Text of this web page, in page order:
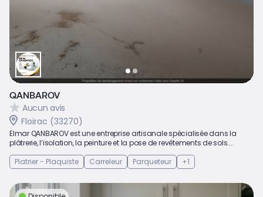
QANBAROV
Aucun avis
Floirac (33270)
Elmar QANBAROV est une entreprise artisanale spécialisée dans la
plâtrerie, l’isolation, la peinture et la pose de revêtements de sols....
Platrier - Plaquiste
Carreleur Parqueteur +1